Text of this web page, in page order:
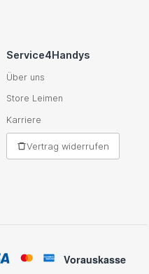
Service4Handys
Über uns
Store Leimen
Karriere
Vertrag widerrufen
Vorauskasse